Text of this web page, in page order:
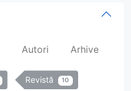
Autori Arhive
Revistă 10